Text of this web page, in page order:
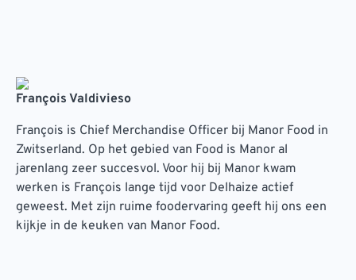
François Valdivieso
François is Chief Merchandise Officer bij Manor Food in
Zwitserland. Op het gebied van Food is Manor al
jarenlang zeer succesvol. Voor hij bij Manor kwam
werken is François lange tijd voor Delhaize actief
geweest. Met zijn ruime foodervaring geeft hij ons een
kijkje in de keuken van Manor Food.